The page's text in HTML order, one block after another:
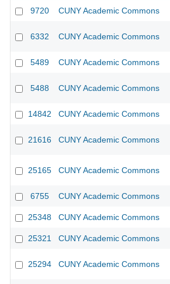
9720 CUNY Academic Commons
6332 CUNY Academic Commons
5489 CUNY Academic Commons
5488 CUNY Academic Commons
14842 CUNY Academic Commons
21616 CUNY Academic Commons
25165 CUNY Academic Commons
6755 CUNY Academic Commons
25348 CUNY Academic Commons
25321 CUNY Academic Commons
25294 CUNY Academic Commons